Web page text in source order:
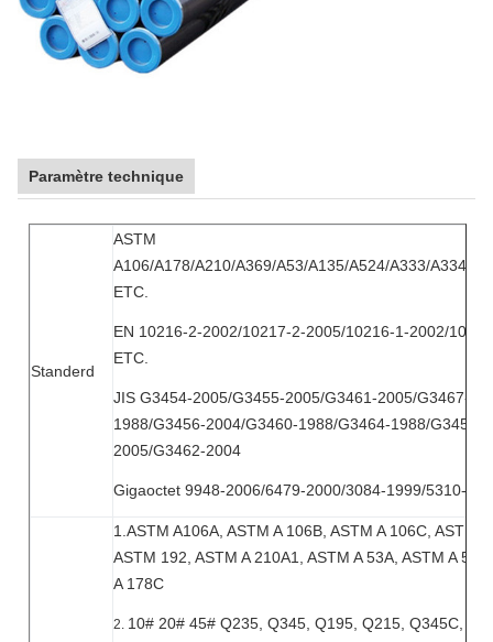
Paramètre technique
Standerd
ASTM
A106/A178/A210/A369/A53/A135/A524/A333/A334/
ETC.
EN 10216-2-2002/10217-2-2005/10216-1-2002/
ETC.
JIS G3454-2005/G3455-2005/G3461-2005/G3467-
1988/G3456-2004/G3460-1988/G3464-1988/G3458-
2005/G3462-2004
Gigaoctet 9948-2006/6479-2000/3084-1999/5310-
1.ASTM A106A, ASTM A 106B, ASTM A 106C, ASTM
ASTM 192, ASTM A 210A1, ASTM A 53A, ASTM A
A 178C
2. 10# 20# 45# Q235, Q345, Q195, Q215, Q345C,